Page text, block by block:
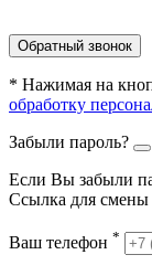
Обратный звонок
* Нажимая на
обработку
Забыли пароль?
Если Вы забыли
Ссылка для смены
Ваш телефон *